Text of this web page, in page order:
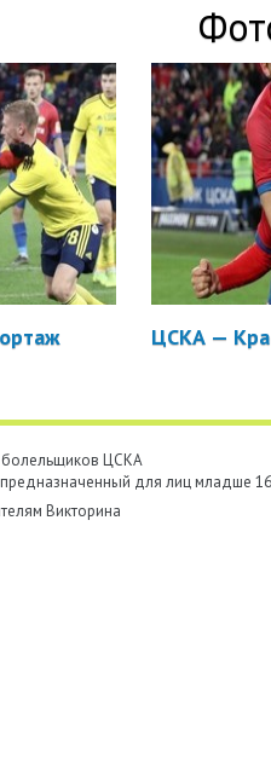
ЦСКА —
болельщиков ЦСКА
для лиц младше
Викторина